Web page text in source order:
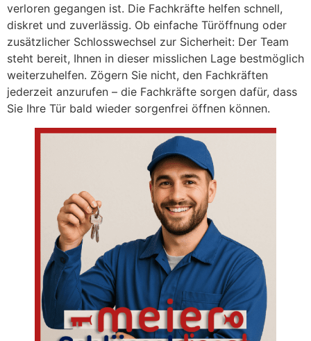
verloren gegangen ist. Die Fachkräfte helfen schnell,
diskret und zuverlässig. Ob einfache Türöffnung oder
zusätzlicher Schlosswechsel zur Sicherheit: Der Team
steht bereit, Ihnen in dieser misslichen Lage bestmöglich
weiterzuhelfen. Zögern Sie nicht, den Fachkräften
jederzeit anzurufen – die Fachkräfte sorgen dafür, dass
Sie Ihre Tür bald wieder sorgenfrei öffnen können.